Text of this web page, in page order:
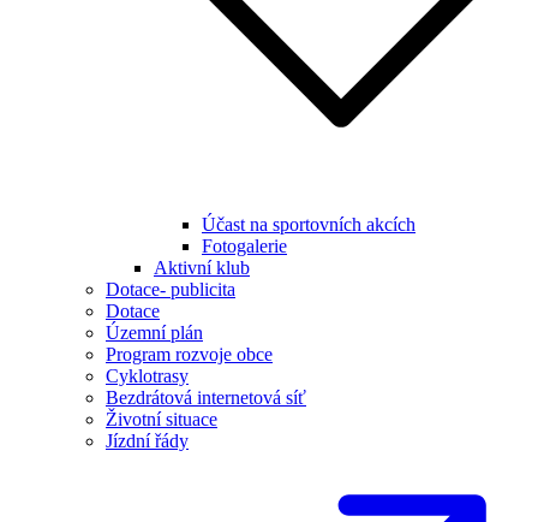
Účast na sportovních akcích
Fotogalerie
Aktivní klub
Dotace- publicita
Dotace
Územní plán
Program rozvoje obce
Cyklotrasy
Bezdrátová internetová síť
Životní situace
Jízdní řády